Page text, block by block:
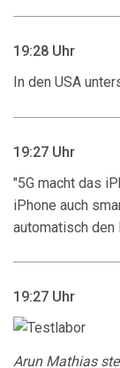
19:28 Uhr
In den USA
19:27 Uhr
"5G macht das
iPhone auch
automatisch den
19:27 Uhr
Arun Mathias